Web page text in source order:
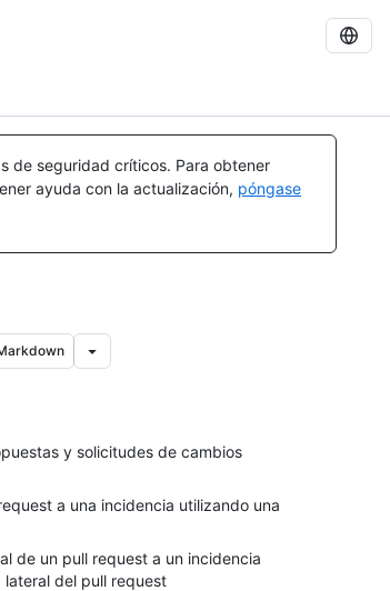
de seguridad críticos. Para obtener
ayuda con la actualización, póngase
y solicitudes de cambios
a una incidencia utilizando una
de un pull request a un incidencia
lateral del pull request